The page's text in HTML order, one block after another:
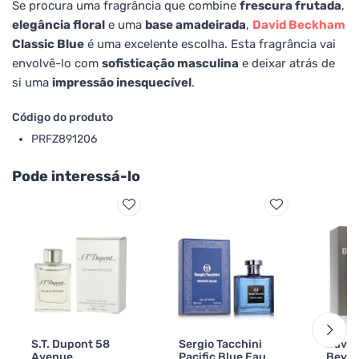
Se procura uma fragrância que combine frescura frutada,
elegância floral e uma base amadeirada, David Beckham
Classic Blue é uma excelente escolha. Esta fragrância vai
envolvê-lo com sofisticação masculina e deixar atrás de
si uma impressão inesquecível.
Código do produto
PRFZ891206
Pode interessá-lo
S.T. Dupont 58
Sergio Tacchini